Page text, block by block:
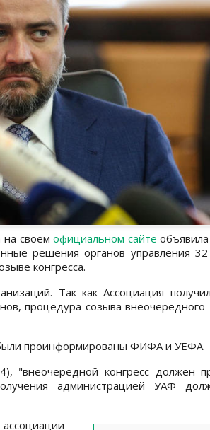
на своемофициальном сайте
решения органов управления
конгресса.
Так как Ассоциация
процедура созыва внеочередного
проинформированы ФИФА и УЕФА.
"внеочередной конгресс должен
администрацией УАФ